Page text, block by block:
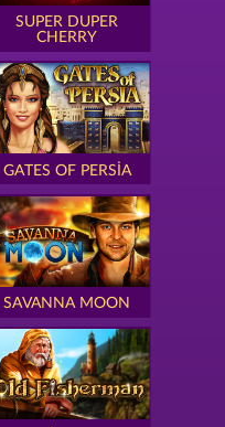
SUPER DUPER
CHERRY
GATES OF PERSIA
SAVANNA MOON